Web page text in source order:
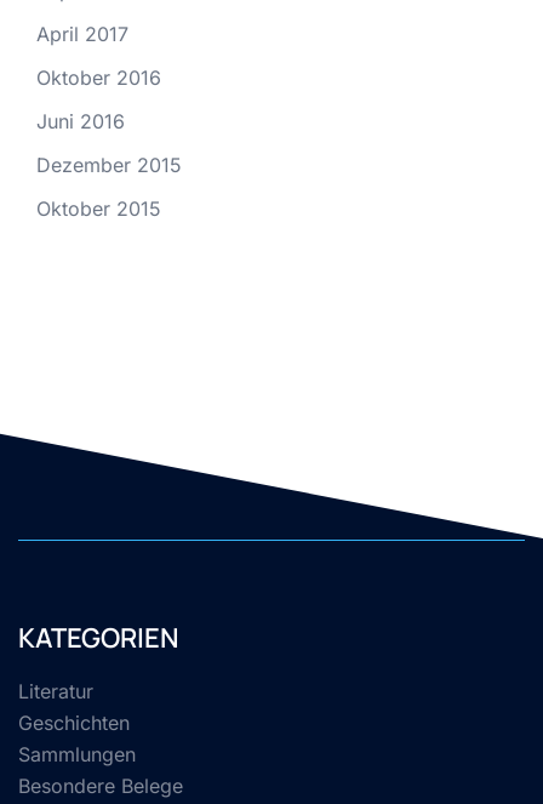
April 2017
Oktober 2016
Juni 2016
Dezember 2015
Oktober 2015
KATEGORIEN
Literatur
Geschichten
Sammlungen
Besondere Belege